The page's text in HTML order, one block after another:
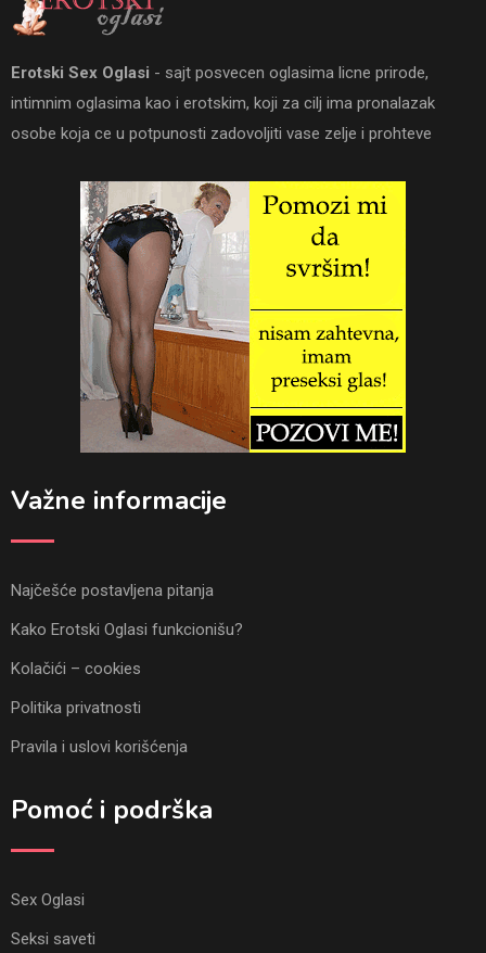
Erotski Sex Oglasi - sajt posvecen oglasima licne prirode,
intimnim oglasima kao i erotskim, koji za cilj ima pronalazak
osobe koja ce u potpunosti zadovoljiti vase zelje i prohteve
Važne informacije
Najčešće postavljena pitanja
Kako Erotski Oglasi funkcionišu?
Kolačići – cookies
Politika privatnosti
Pravila i uslovi korišćenja
Pomoć i podrška
Sex Oglasi
Seksi saveti